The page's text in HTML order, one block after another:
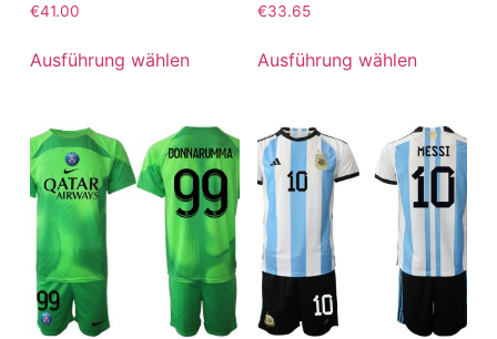
€41.00
Ausführung wählen
€33.65
Ausführung wählen